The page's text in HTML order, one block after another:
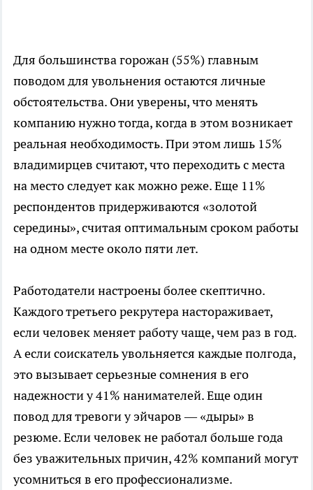
Для большинства горожан (55%) главным
поводом для увольнения остаются личные
обстоятельства. Они уверены, что менять
компанию нужно тогда, когда в этом возникает
реальная необходимость. При этом лишь 15%
владимирцев считают, что переходить с места
на место следует как можно реже. Еще 11%
респондентов придерживаются «золотой
середины», считая оптимальным сроком работы
на одном месте около пяти лет.
Работодатели настроены более скептично.
Каждого третьего рекрутера настораживает,
если человек меняет работу чаще, чем раз в год.
А если соискатель увольняется каждые полгода,
это вызывает серьезные сомнения в его
надежности у 41% нанимателей. Еще один
повод для тревоги у эйчаров — «дыры» в
резюме. Если человек не работал больше года
без уважительных причин, 42% компаний могут
усомниться в его профессионализме.